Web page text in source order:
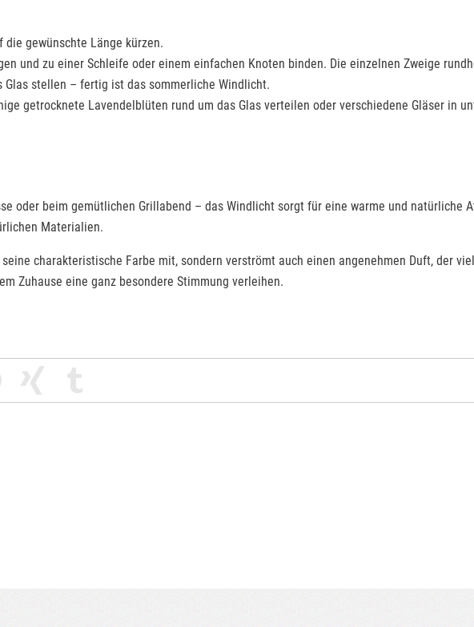
gewünschte Länge kürzen.
und zu einer Schleife oder einem einfachen Knoten binden. Die einzelnen Zweige
Glas stellen – fertig ist das sommerliche Windlicht.
getrocknete Lavendelblüten rund um das Glas verteilen oder verschiedene Gläser in
oder beim gemütlichen Grillabend – das Windlicht sorgt für eine warme und natürliche
Materialien.
charakteristische Farbe mit, sondern verströmt auch einen angenehmen Duft, der
Zuhause eine ganz besondere Stimmung verleihen.